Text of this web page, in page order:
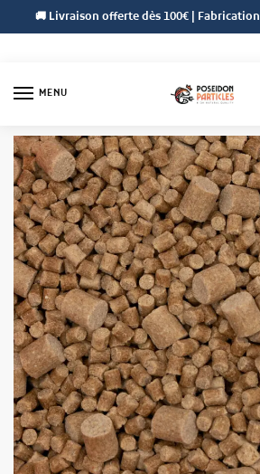
🚚 Livraison offerte dès 100€ |
MENU